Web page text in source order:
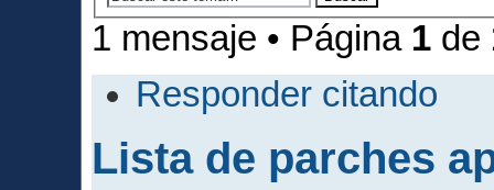
1 mensaje • Página 1 de
Responder citando
Lista de parches